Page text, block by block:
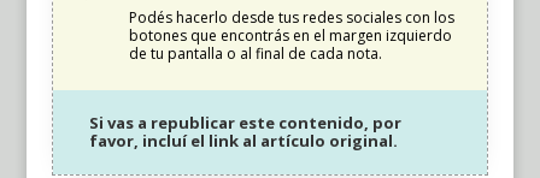
Podés hacerlo desde tus redes sociales con los
botones que encontrás en el margen izquierdo
de tu pantalla o al final de cada nota.
Si vas a republicar este contenido, por
favor, incluí el link al artículo original.